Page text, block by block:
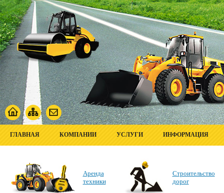
ГЛАВНАЯ КОМПАНИИ УСЛУГИ ИНФОРМАЦИЯ
Аренда
техники
Строительство
дорог